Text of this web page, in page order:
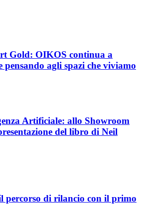
Gold: OIKOS continua a
pensando agli spazi che viviamo
Artificiale: allo Showroom
del libro di Neil
percorso di rilancio con il primo